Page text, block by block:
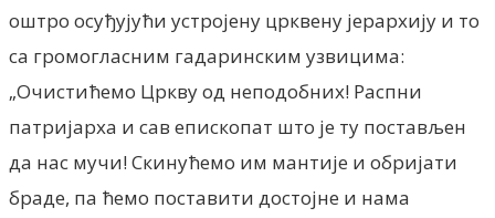
оштро осуђујући устројену црквену јерархију и то
са громогласним гадаринским узвицима:
„Очистићемо Цркву од неподобних! Распни
патријарха и сав епископат што је ту постављен
да нас мучи! Скинућемо им мантије и обријати
браде, па ћемо поставити достојне и нама